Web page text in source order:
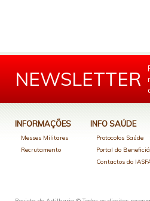
NEWSLETTER
INFORMAÇÕES
Messes Militares
Recrutamento
INFO SAÚDE
Protocolos Saúde
Portal do
Contactos do